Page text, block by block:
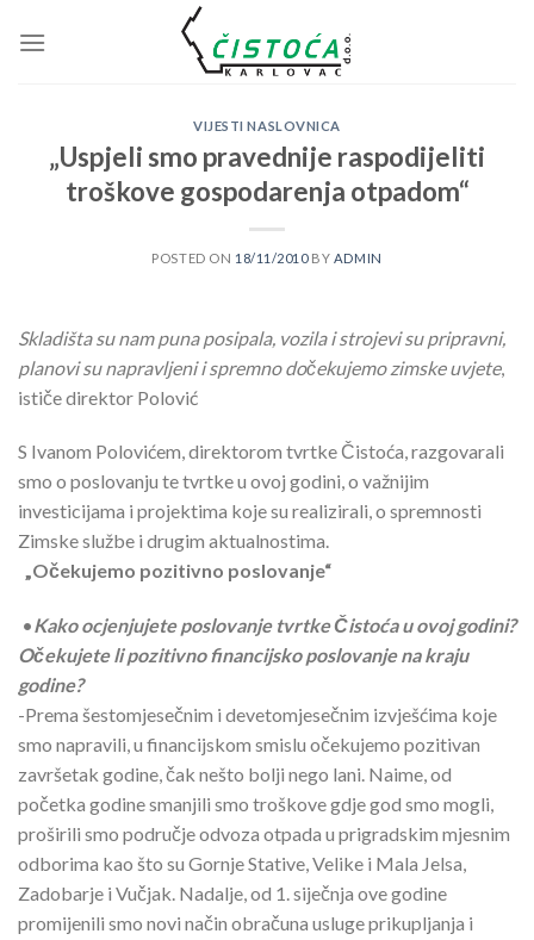
VIJESTI NASLOVNICA
„Uspjeli smo pravednije raspodijeliti
troškove gospodarenja otpadom“
POSTED ON 18/11/2010BY ADMIN
Skladišta su nam puna posipala, vozila i strojevi su pripravni,
planovi su napravljeni i spremno dočekujemo zimske uvjete,
ističe direktor Polović
S Ivanom Polovićem, direktorom tvrtke Čistoća, razgovarali
smo o poslovanju te tvrtke u ovoj godini, o važnijim
investicijama i projektima koje su realizirali, o spremnosti
Zimske službe i drugim aktualnostima.
„Očekujemo pozitivno poslovanje“
•Kako ocjenjujete poslovanje tvrtke Čistoća u ovoj godini?
Očekujete li pozitivno financijsko poslovanje na kraju
godine?
-Prema šestomjesečnim i devetomjesečnim izvješćima koje
smo napravili, u financijskom smislu očekujemo pozitivan
završetak godine, čak nešto bolji nego lani. Naime, od
početka godine smanjili smo troškove gdje god smo mogli,
proširili smo područje odvoza otpada u prigradskim mjesnim
odborima kao što su Gornje Stative, Velike i Mala Jelsa,
Zadobarje i Vučjak. Nadalje, od 1. siječnja ove godine
promijenili smo novi način obračuna usluge prikupljanja i